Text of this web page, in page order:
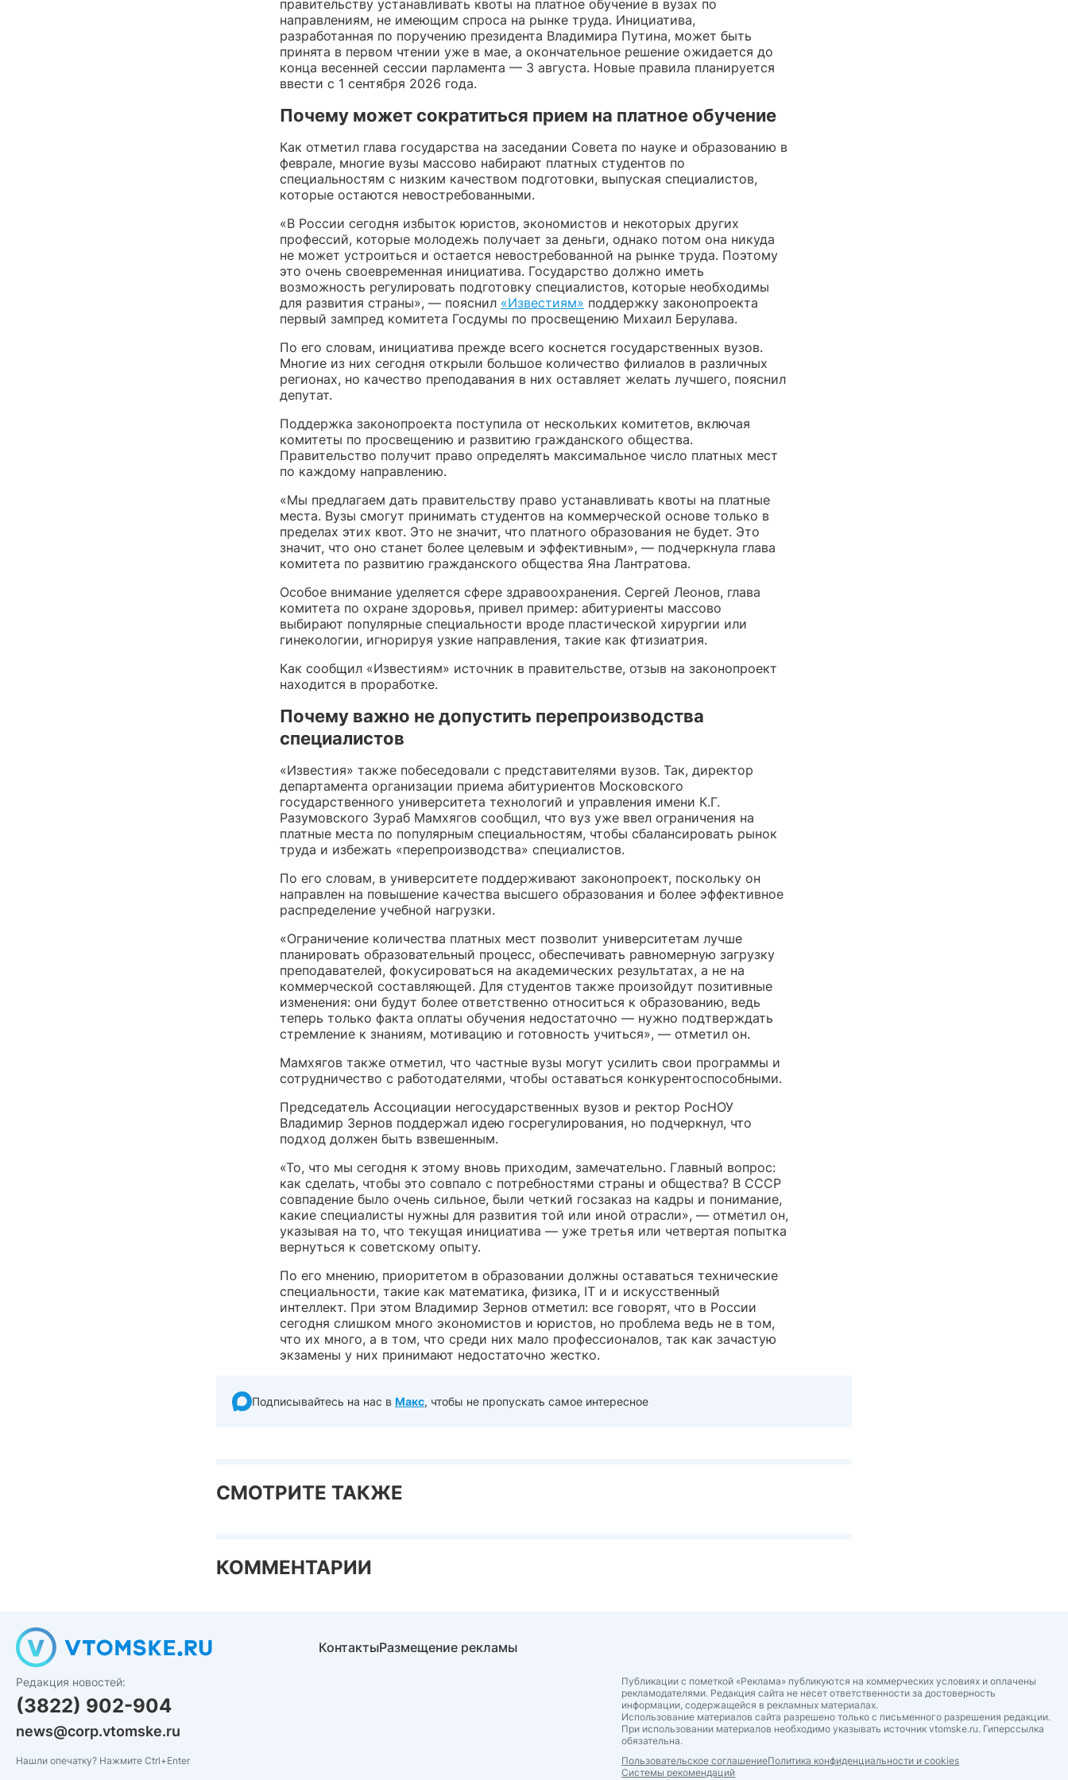
правительству устанавливать квоты на платное обучение в вузах по
направлениям, не имеющим спроса на рынке труда. Инициатива,
разработанная по поручению президента Владимира Путина, может быть
принята в первом чтении уже в мае, а окончательное решение ожидается до
конца весенней сессии парламента — 3 августа. Новые правила планируется
ввести с 1 сентября 2026 года.
Почему может сократиться прием на платное обучение
Как отметил глава государства на заседании Совета по науке и образованию в
феврале, многие вузы массово набирают платных студентов по
специальностям с низким качеством подготовки, выпуская специалистов,
которые остаются невостребованными.
«В России сегодня избыток юристов, экономистов и некоторых других
профессий, которые молодежь получает за деньги, однако потом она никуда
не может устроиться и остается невостребованной на рынке труда. Поэтому
это очень своевременная инициатива. Государство должно иметь
возможность регулировать подготовку специалистов, которые необходимы
для развития страны», — пояснил «Известиям» поддержку законопроекта
первый зампред комитета Госдумы по просвещению Михаил Берулава.
По его словам, инициатива прежде всего коснется государственных вузов.
Многие из них сегодня открыли большое количество филиалов в различных
регионах, но качество преподавания в них оставляет желать лучшего, пояснил
депутат.
Поддержка законопроекта поступила от нескольких комитетов, включая
комитеты по просвещению и развитию гражданского общества.
Правительство получит право определять максимальное число платных мест
по каждому направлению.
«Мы предлагаем дать правительству право устанавливать квоты на платные
места. Вузы смогут принимать студентов на коммерческой основе только в
пределах этих квот. Это не значит, что платного образования не будет. Это
значит, что оно станет более целевым и эффективным», — подчеркнула глава
комитета по развитию гражданского общества Яна Лантратова.
Особое внимание уделяется сфере здравоохранения. Сергей Леонов, глава
комитета по охране здоровья, привел пример: абитуриенты массово
выбирают популярные специальности вроде пластической хирургии или
гинекологии, игнорируя узкие направления, такие как фтизиатрия.
Как сообщил «Известиям» источник в правительстве, отзыв на законопроект
находится в проработке.
Почему важно не допустить перепроизводства
специалистов
«Известия» также побеседовали с представителями вузов. Так, директор
департамента организации приема абитуриентов Московского
государственного университета технологий и управления имени К.Г.
Разумовского Зураб Мамхягов сообщил, что вуз уже ввел ограничения на
платные места по популярным специальностям, чтобы сбалансировать рынок
труда и избежать «перепроизводства» специалистов.
По его словам, в университете поддерживают законопроект, поскольку он
направлен на повышение качества высшего образования и более эффективное
распределение учебной нагрузки.
«Ограничение количества платных мест позволит университетам лучше
планировать образовательный процесс, обеспечивать равномерную загрузку
преподавателей, фокусироваться на академических результатах, а не на
коммерческой составляющей. Для студентов также произойдут позитивные
изменения: они будут более ответственно относиться к образованию, ведь
теперь только факта оплаты обучения недостаточно — нужно подтверждать
стремление к знаниям, мотивацию и готовность учиться», — отметил он.
Мамхягов также отметил, что частные вузы могут усилить свои программы и
сотрудничество с работодателями, чтобы оставаться конкурентоспособными.
Председатель Ассоциации негосударственных вузов и ректор РосНОУ
Владимир Зернов поддержал идею госрегулирования, но подчеркнул, что
подход должен быть взвешенным.
«То, что мы сегодня к этому вновь приходим, замечательно. Главный вопрос:
как сделать, чтобы это совпало с потребностями страны и общества? В СССР
совпадение было очень сильное, были четкий госзаказ на кадры и понимание,
какие специалисты нужны для развития той или иной отрасли», — отметил он,
указывая на то, что текущая инициатива — уже третья или четвертая попытка
вернуться к советскому опыту.
По его мнению, приоритетом в образовании должны оставаться технические
специальности, такие как математика, физика, IT и и искусственный
интеллект. При этом Владимир Зернов отметил: все говорят, что в России
сегодня слишком много экономистов и юристов, но проблема ведь не в том,
что их много, а в том, что среди них мало профессионалов, так как зачастую
экзамены у них принимают недостаточно жестко.
Подписывайтесь на нас в Макс, чтобы не пропускать самое интересное
СМОТРИТЕ ТАКЖЕ
КОММЕНТАРИИ
Редакция новостей:
(3822) 902-904
news@corp.vtomske.ru
КонтактыРазмещение рекламы
Публикации с пометкой «Реклама» публикуются на коммерческих условиях и оплачены
рекламодателями. Редакция сайта не несет ответственности за достоверность
информации, содержащейся в рекламных материалах.
Использование материалов сайта разрешено только с письменного разрешения редакции.
При использовании материалов необходимо указывать источник vtomske.ru. Гиперссылка
обязательна.
Пользовательское соглашениеПолитика конфиденциальности и cookies
Системы рекомендаций
Нашли опечатку? Нажмите Ctrl+Enter